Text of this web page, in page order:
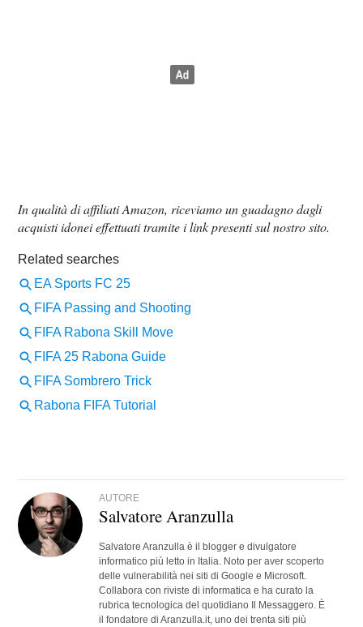
In qualità di affiliati Amazon, riceviamo un guadagno dagli
acquisti idonei effettuati tramite i link presenti sul nostro sito.
AUTORE
Salvatore Aranzulla
Salvatore Aranzulla è il blogger e divulgatore
informatico più letto in Italia. Noto per aver scoperto
delle vulnerabilità nei siti di Google e Microsoft.
Collabora con riviste di informatica e ha curato la
rubrica tecnologica del quotidiano Il Messaggero. È
il fondatore di Aranzulla.it, uno dei trenta siti più